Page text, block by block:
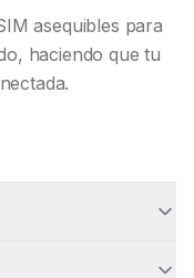
asequibles para
haciendo que tu